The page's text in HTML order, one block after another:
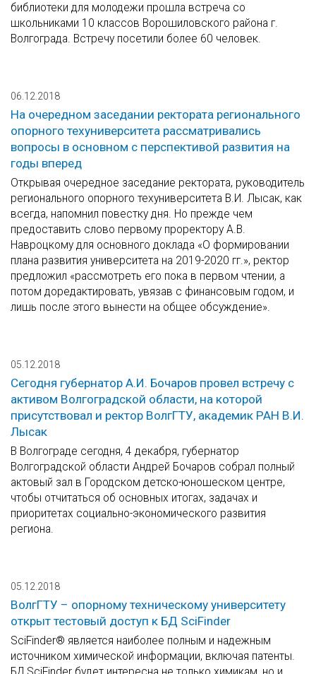
библиотеки для молодежи прошла встреча со
школьниками 10 классов Ворошиловского района г.
Волгограда. Встречу посетили более 60 человек.
06.12.2018
На очередном заседании ректората регионального
опорного техуниверситета рассматривались
вопросы в основном с перспективой развития на
годы вперед
Открывая очередное заседание ректората, руководитель
регионального опорного техуниверситета В.И. Лысак, как
всегда, напомнил повестку дня. Но прежде чем
предоставить слово первому проректору А.В.
Навроцкому для основного доклада «О формировании
плана развития университета на 2019-2020 гг.», ректор
предложил «рассмотреть его пока в первом чтении, а
потом доредактировать, увязав с финансовым годом, и
лишь после этого вынести на общее обсуждение».
05.12.2018
Сегодня губернатор А.И. Бочаров провел встречу с
активом Волгоградской области, на которой
присутствовал и ректор ВолгГТУ, академик РАН В.И.
Лысак
В Волгограде сегодня, 4 декабря, губернатор
Волгоградской области Андрей Бочаров собрал полный
актовый зал в Городском детско-юношеском центре,
чтобы отчитаться об основных итогах, задачах и
приоритетах социально-экономического развития
региона.
05.12.2018
ВолгГТУ – опорному техническому университету
открыт тестовый доступ к БД SciFinder
SciFinder® является наиболее полным и надежным
источником химической информации, включая патенты.